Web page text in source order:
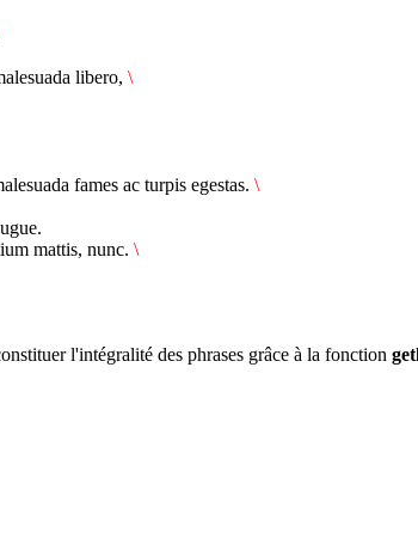
libero, \
fames ac turpis egestas. \
mattis, nunc. \
l'intégralité des phrases grâce à la fonction